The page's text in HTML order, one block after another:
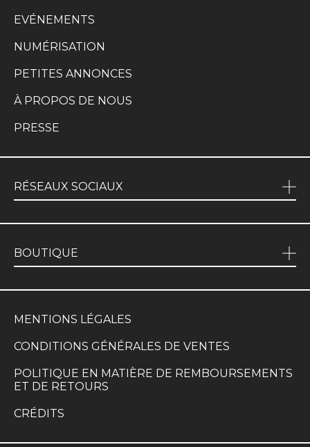
EVÉNEMENTS
NUMÉRISATION
PETITES ANNONCES
À PROPOS DE NOUS
PRESSE
RÉSEAUX SOCIAUX
BOUTIQUE
MENTIONS LÉGALES
CONDITIONS GÉNÉRALES DE VENTES
POLITIQUE EN MATIÈRE DE REMBOURSEMENTS
ET DE RETOURS
CRÉDITS